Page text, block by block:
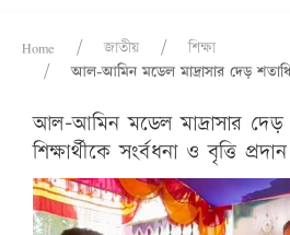
Home জাতীয়
শিক্ষা
আল-আমিন মডেল মাদ্রাসার দেড় শতাধিক
আল-আমিন মডেল মাদ্রাসার দেড়
শিক্ষার্থীকে সংর্বধনা ও বৃত্তি প্রদান